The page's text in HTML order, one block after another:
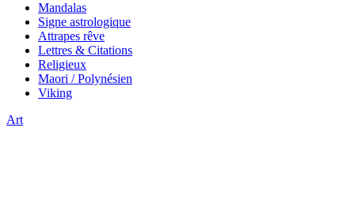
Mandalas
Signe astrologique
Attrapes rêve
Lettres & Citations
Religieux
Maori / Polynésien
Viking
Art